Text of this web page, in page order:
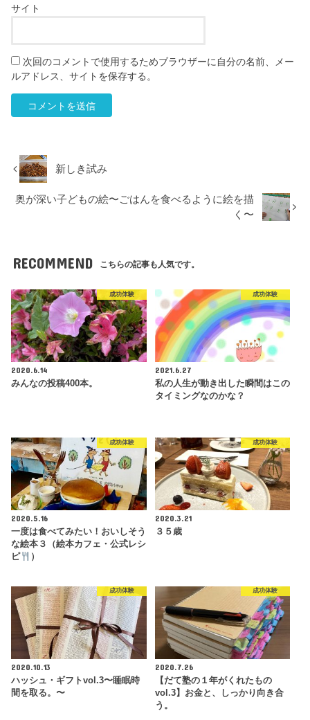
サイト
次回のコメントで使用するためブラウザーに自分の名前、メー
ルアドレス、サイトを保存する。
新しき試み
奥が深い子どもの絵〜ごはんを食べるように絵を描
く〜
RECOMMEND こちらの記事も人気です。
成功体験
2020.6.14
みんなの投稿400本。
成功体験
2021.6.27
私の人生が動き出した瞬間はこの
タイミングなのかな？
成功体験
2020.5.16
一度は食べてみたい！おいしそう
な絵本３（絵本カフェ・公式レシ
ピ
）
成功体験
2020.3.21
３５歳
成功体験
2020.10.13
ハッシュ・ギフトvol.3〜睡眠時
間を取る。〜
成功体験
2020.7.26
【だて塾の１年がくれたもの
vol.3】お金と、しっかり向き合
う。